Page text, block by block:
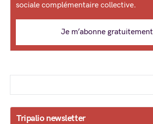
sociale complémentaire collective.
Je m’abonne gratuitement
Tripalio newsletter